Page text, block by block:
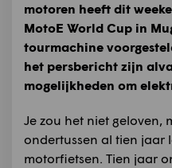
motoren heeft dit
MotoE World Cup in
tourmachine
het persbericht zijn
mogelijkheden om
Je zou het niet geloven,
ondertussen al tien jaar
motorfietsen. Tien jaar